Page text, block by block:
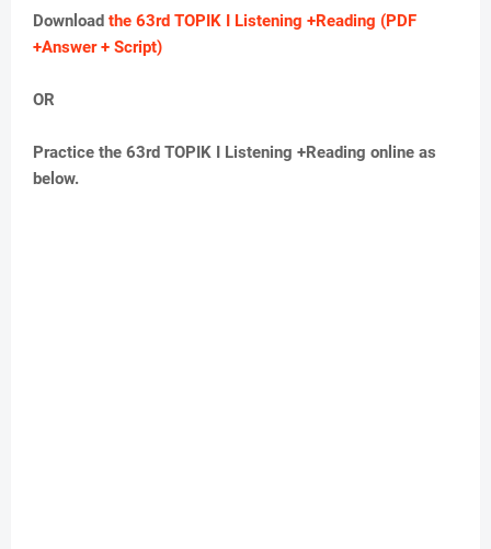
Download the 63rd TOPIK I Listening +Reading (PDF
+Answer + Script)
OR
Practice the 63rd TOPIK I Listening +Reading online as
below.